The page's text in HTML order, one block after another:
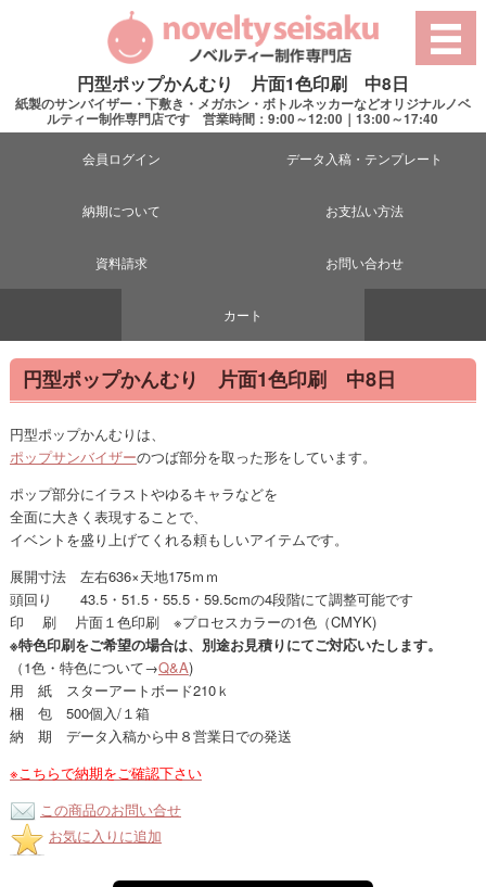
円型ポップかんむり 片面1色印刷 中8日
紙製のサンバイザー・下敷き・メガホン・ボトルネッカーなどオリジナルノベ
ルティー制作専門店です 営業時間：9:00～12:00｜13:00～17:40
会員ログイン データ入稿・テンプレート
納期について お支払い方法
資料請求 お問い合わせ
カート
円型ポップかんむり 片面1色印刷 中8日
円型ポップかんむりは、
ポップサンバイザーのつば部分を取った形をしています。
ポップ部分にイラストやゆるキャラなどを
全面に大きく表現することで、
イベントを盛り上げてくれる頼もしいアイテムです。
展開寸法 左右636×天地175ｍｍ
頭回り 43.5・51.5・55.5・59.5cmの4段階にて調整可能です
印 刷 片面１色印刷 ※プロセスカラーの1色（CMYK)
※特色印刷をご希望の場合は、別途お見積りにてご対応いたします。
（1色・特色について→Q&A)
用 紙 スターアートボード210ｋ
梱 包 500個入/１箱
納 期 データ入稿から中８営業日での発送
※こちらで納期をご確認下さい
この商品のお問い合せ
お気に入りに追加